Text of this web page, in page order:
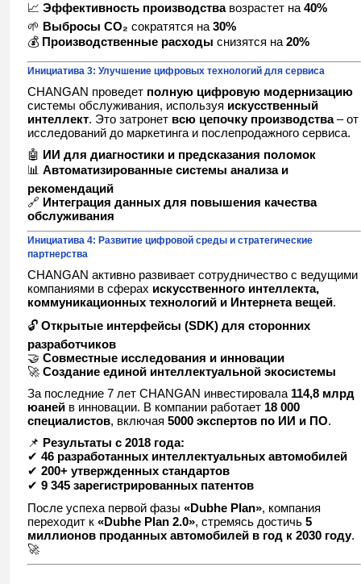
📈 Эффективность производствавозрастет на 40%
🌱 Выбросы CO₂ сократятся на 30%
💰 Производственные расходы снизятся на 20%
Инициатива 3: Улучшение цифровых технологий для сервиса
CHANGAN проведет полную цифровую модернизацию
системы обслуживания, используя искусственный
интеллект. Это затронет всю цепочку производства– от
исследований до маркетинга и послепродажного сервиса.
🤖 ИИ для диагностики и предсказания поломок
📊 Автоматизированные системы анализа и
рекомендаций
🔗 Интеграция данных для повышения качества
обслуживания
Инициатива 4: Развитие цифровой среды и стратегические
партнерства
CHANGAN активно развивает сотрудничество с ведущими
компаниями в сферах искусственного интеллекта,
коммуникационных технологий и Интернета вещей.
🔓 Открытые интерфейсы (SDK) для сторонних
разработчиков
🤝 Совместные исследования и инновации
🚀 Создание единой интеллектуальной экосистемы
За последние 7 лет CHANGAN инвестировала 114,8 млрд
юаней в инновации. В компании работает 18 000
специалистов, включая 5000 экспертов по ИИ и ПО.
📌 Результаты с 2018 года:
✔ 46 разработанных интеллектуальных автомобилей
✔ 200+ утвержденных стандартов
✔ 9 345 зарегистрированных патентов
После успеха первой фазы «Dubhe Plan», компания
переходит к «Dubhe Plan 2.0», стремясь достичь 5
миллионов проданных автомобилей в год к 2030 году.
🚀